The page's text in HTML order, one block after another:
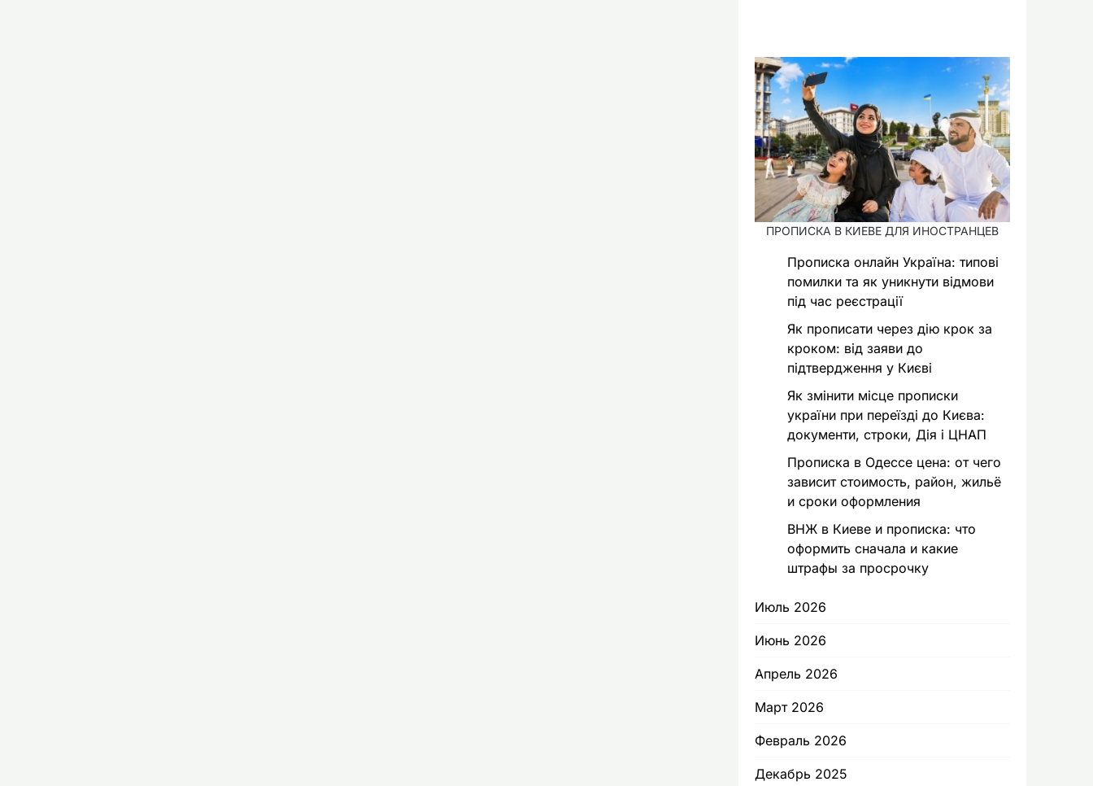
ПРОПИСКА В КИЕВЕ ДЛЯ ИНОСТРАНЦЕВ
Прописка онлайн Україна: типові
помилки та як уникнути відмови
під час реєстрації
Як прописати через дію крок за
кроком: від заяви до
підтвердження у Києві
Як змінити місце прописки
україни при переїзді до Києва:
документи, строки, Дія і ЦНАП
Прописка в Одессе цена: от чего
зависит стоимость, район, жильё
и сроки оформления
ВНЖ в Киеве и прописка: что
оформить сначала и какие
штрафы за просрочку
Июль 2026
Июнь 2026
Апрель 2026
Март 2026
Февраль 2026
Декабрь 2025